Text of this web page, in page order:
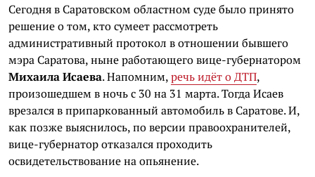
Сегодня в Саратовском областном суде было принято
решение о том, кто сумеет рассмотреть
административный протокол в отношении бывшего
мэра Саратова, ныне работающего вице-губернатором
Михаила Исаева. Напомним,речь идёт о ДТП,
произошедшем в ночь с 30 на 31 марта. Тогда Исаев
врезался в припаркованный автомобиль в Саратове. И,
как позже выяснилось, по версии правоохранителей,
вице-губернатор отказался проходить
освидетельствование на опьянение.